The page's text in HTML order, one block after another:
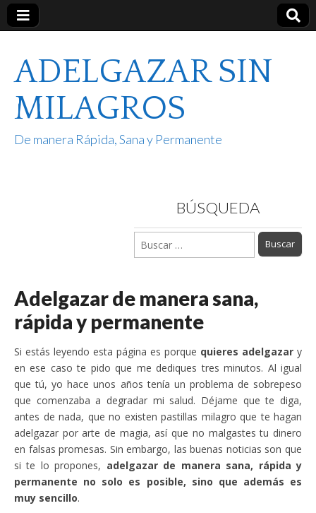
ADELGAZAR SIN
MILAGROS
De manera Rápida, Sana y Permanente
BÚSQUEDA
Buscar:
Adelgazar de manera sana,
rápida y permanente
Si estás leyendo esta página es porque quieres adelgazar y
en ese caso te pido que me dediques tres minutos. Al igual
que tú, yo hace unos años tenía un problema de sobrepeso
que comenzaba a degradar mi salud. Déjame que te diga,
antes de nada, que no existen pastillas milagro que te hagan
adelgazar por arte de magia, así que no malgastes tu dinero
en falsas promesas. Sin embargo, las buenas noticias son que
si te lo propones, adelgazar de manera sana, rápida y
permanente no solo es posible, sino que además es
muy sencillo.